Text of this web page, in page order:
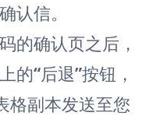
认信。
的确认页之后，
的“后退”按钮，
格副本发送至您